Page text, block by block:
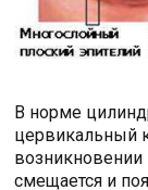
В норме
цервикальный
возникновении
смещается и